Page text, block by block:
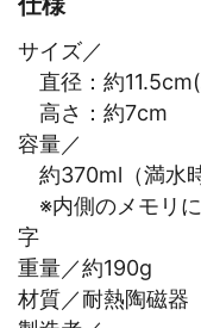
サイズ／
直径：約
高さ：約7cm
容量／
約370ml（満水時
※内側のメモリ
字
重量／約190g
材質／耐熱陶磁器